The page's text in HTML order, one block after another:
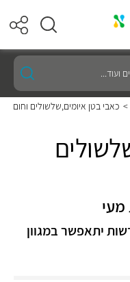
> כאבי בטן איומים,שלשולים וחום
מעי
יתאפשר במגוון